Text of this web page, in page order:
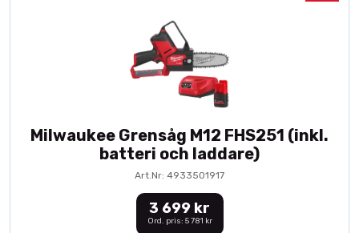
Milwaukee Grensåg M12 FHS251 (inkl.
batteri och laddare)
Art.Nr: 4933501917
3 699 kr
Ord. pris: 5 781 kr